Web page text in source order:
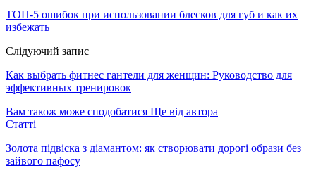
ТОП-5 ошибок при использовании блесков для губ и как их
избежать
Слідуючий запис
Как выбрать фитнес гантели для женщин: Руководство для
эффективных тренировок
Вам також може сподобатися Ще від автора
Статті
Золота підвіска з діамантом: як створювати дорогі образи без
зайвого пафосу